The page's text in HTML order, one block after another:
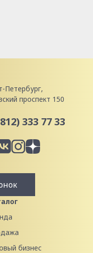
Петербург,
проспект 150
333 77 33
бизнес